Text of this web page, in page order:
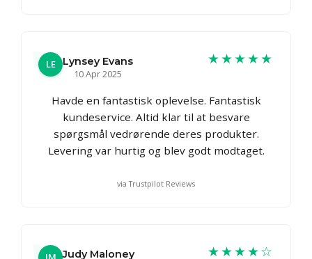
LE
Lynsey Evans
10 Apr 2025
★★★★★
Havde en fantastisk oplevelse. Fantastisk
kundeservice. Altid klar til at besvare
spørgsmål vedrørende deres produkter.
Levering var hurtig og blev godt modtaget.
via Trustpilot Reviews
Judy Maloney
★★★★☆